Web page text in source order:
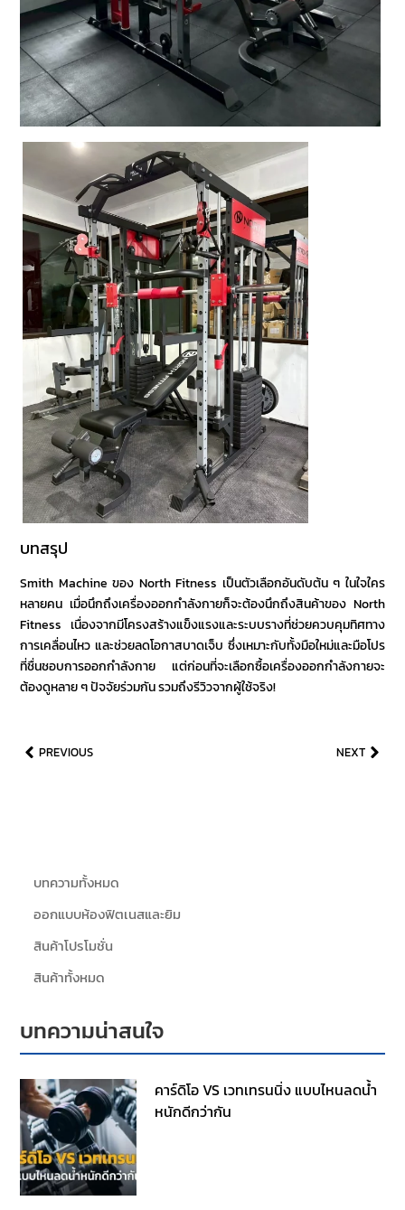
บทสรุป
Smith Machine ของ North Fitness เป็นตัวเลือกอันดับต้น ๆ ในใจใคร
หลายคน เมื่อนึกถึงเครื่องออกกำลังกายก็จะต้องนึกถึงสินค้าของ North
Fitness เนื่องจากมีโครงสร้างแข็งแรงและระบบรางที่ช่วยควบคุมทิศทาง
การเคลื่อนไหว และช่วยลดโอกาสบาดเจ็บ ซึ่งเหมาะกับทั้งมือใหม่และมือโปร
ที่ชื่นชอบการออกกำลังกาย แต่ก่อนที่จะเลือกซื้อเครื่องออกกำลังกายจะ
ต้องดูหลาย ๆ ปัจจัยร่วมกัน รวมถึงรีวิวจากผู้ใช้จริง!
PREVIOUS NEXT
บทความทั้งหมด
ออกแบบห้องฟิตเนสและยิม
สินค้าโปรโมชั่น
สินค้าทั้งหมด
บทความน่าสนใจ
คาร์ดิโอ VS เวทเทรนนิ่ง แบบไหนลดน้ำ
หนักดีกว่ากัน